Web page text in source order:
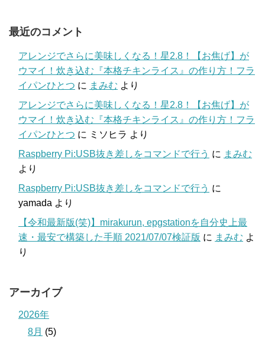
最近のコメント
アレンジでさらに美味しくなる！星2.8！【お焦げ】が
ウマイ！炊き込む『本格チキンライス』の作り方！フラ
イパンひとつ に まみむ より
アレンジでさらに美味しくなる！星2.8！【お焦げ】が
ウマイ！炊き込む『本格チキンライス』の作り方！フラ
イパンひとつ に ミソヒラ より
Raspberry Pi:USB抜き差しをコマンドで行う に まみむ
より
Raspberry Pi:USB抜き差しをコマンドで行う に
yamada より
【令和最新版(笑)】mirakurun, epgstationを自分史上最
速・最安で構築した手順 2021/07/07検証版 に まみむ よ
り
アーカイブ
2026年
8月 (5)